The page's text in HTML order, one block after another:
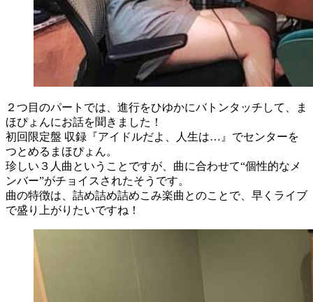
２つ目のパートでは、進行をひゆかにバトンタッチして、ま
ほぴょんにお話を聞きました！
初回限定盤 収録『アイドルだよ、人生は…』でセンターを
つとめるまほぴょん。
珍しい３人曲ということですが、曲に合わせて“個性的なメ
ンバー”がチョイスされたそうです。
曲の特徴は、詰め詰め詰めこみ楽曲とのことで、早くライブ
で盛り上がりたいですね！